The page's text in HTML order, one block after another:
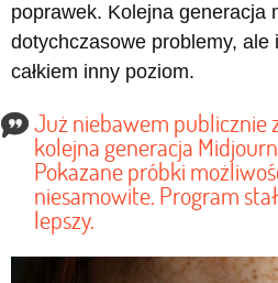
poprawek. Kolejna generacja
dotychczasowe problemy, ale
całkiem inny poziom.
Już niebawem publicznie
kolejna generacja
Pokazane próbki
niesamowite. Program
lepszy.